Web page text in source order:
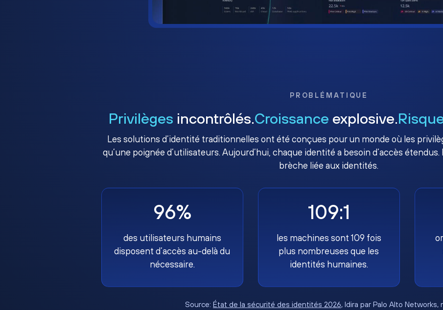
PROBLÉMATIQUE
Privilèges incontrôlés.Croissance explosive.
Les solutions d’identité traditionnelles ont été conçues pour un monde où les
qu’une poignée d’utilisateurs. Aujourd’hui, chaque identité a besoin d’accès
brèche liée aux identités.
96%
des utilisateurs humains
disposent d’accès au-delà du
nécessaire.
109:1
les machines sont 109 fois
plus nombreuses que les
identités humaines.
Source: État de la sécurité des identités 2026, Idira par Palo Alto Networks,